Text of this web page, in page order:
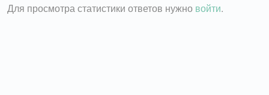
Для просмотра статистики ответов нужно войти.